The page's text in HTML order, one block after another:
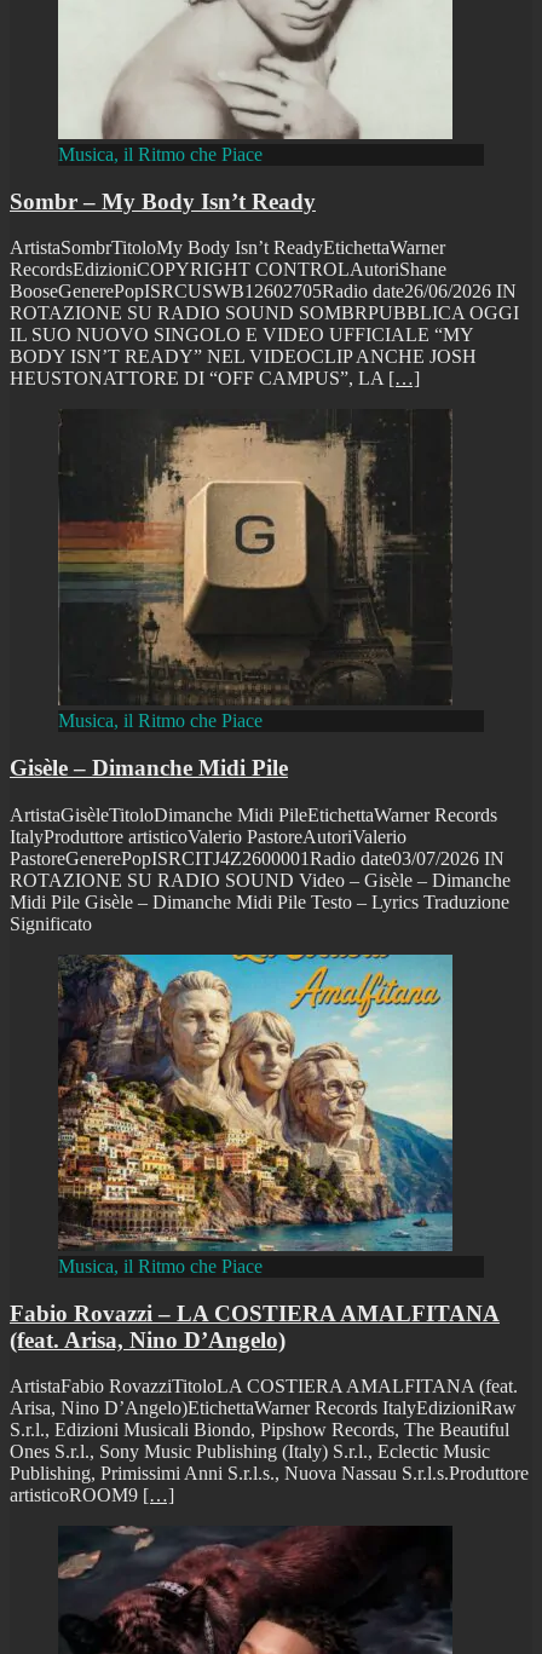
Musica, il Ritmo che Piace
Sombr – My Body Isn’t Ready
ArtistaSombrTitoloMy Body Isn’t ReadyEtichettaWarner
RecordsEdizioniCOPYRIGHT CONTROLAutoriShane
BooseGenerePopISRCUSWB12602705Radio date26/06/2026 IN
ROTAZIONE SU RADIO SOUND SOMBRPUBBLICA OGGI
IL SUO NUOVO SINGOLO E VIDEO UFFICIALE “MY
BODY ISN’T READY” NEL VIDEOCLIP ANCHE JOSH
HEUSTONATTORE DI “OFF CAMPUS”, LA […]
Musica, il Ritmo che Piace
Gisèle – Dimanche Midi Pile
ArtistaGisèleTitoloDimanche Midi PileEtichettaWarner Records
ItalyProduttore artisticoValerio PastoreAutoriValerio
PastoreGenerePopISRCITJ4Z2600001Radio date03/07/2026 IN
ROTAZIONE SU RADIO SOUND Video – Gisèle – Dimanche
Midi Pile Gisèle – Dimanche Midi Pile Testo – Lyrics Traduzione
Significato
Musica, il Ritmo che Piace
Fabio Rovazzi – LA COSTIERA AMALFITANA
(feat. Arisa, Nino D’Angelo)
ArtistaFabio RovazziTitoloLA COSTIERA AMALFITANA (feat.
Arisa, Nino D’Angelo)EtichettaWarner Records ItalyEdizioniRaw
S.r.l., Edizioni Musicali Biondo, Pipshow Records, The Beautiful
Ones S.r.l., Sony Music Publishing (Italy) S.r.l., Eclectic Music
Publishing, Primissimi Anni S.r.l.s., Nuova Nassau S.r.l.s.Produttore
artisticoROOM9 […]